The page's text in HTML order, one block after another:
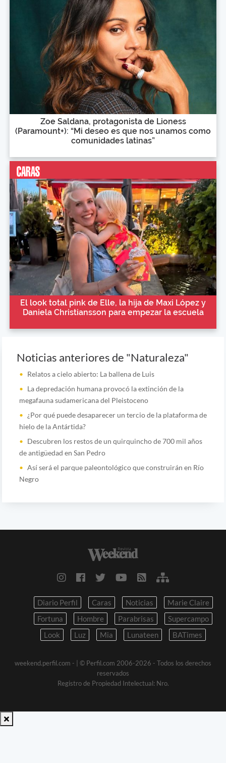
Zoe Saldana, protagonista de Lioness
(Paramount+): “Mi deseo es que nos unamos como
comunidades latinas”
El look total pink de Elle, la hija de Maxi López y
Daniela Christiansson para empezar la escuela
Noticias anteriores de "Naturaleza"
Relatos a cielo abierto: La ballena de Luis
La depredación humana provocó la extinción de la
megafauna sudamericana del Pleistoceno
¿Por qué puede desaparecer un tercio de la plataforma de
hielo de la Antártida?
Descubren los restos de un quirquincho de 700 mil años
de antigüedad en San Pedro
Así será el parque paleontológico que construirán en Río
Negro
Diario Perfil Caras Noticias
Marie Claire
Fortuna
Hombre Parabrisas
Supercampo
Look
Luz Mia Lunateen BATimes
weekend.perfil.com -
| © Perfil.com 2006-2026 - Todos los derechos
reservados
Registro de Propiedad Intelectual: Nro.